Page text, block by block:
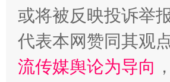
在谋一域中谋全局
或将被反映投诉举
代表本网赞同其观
流传媒舆论为导向